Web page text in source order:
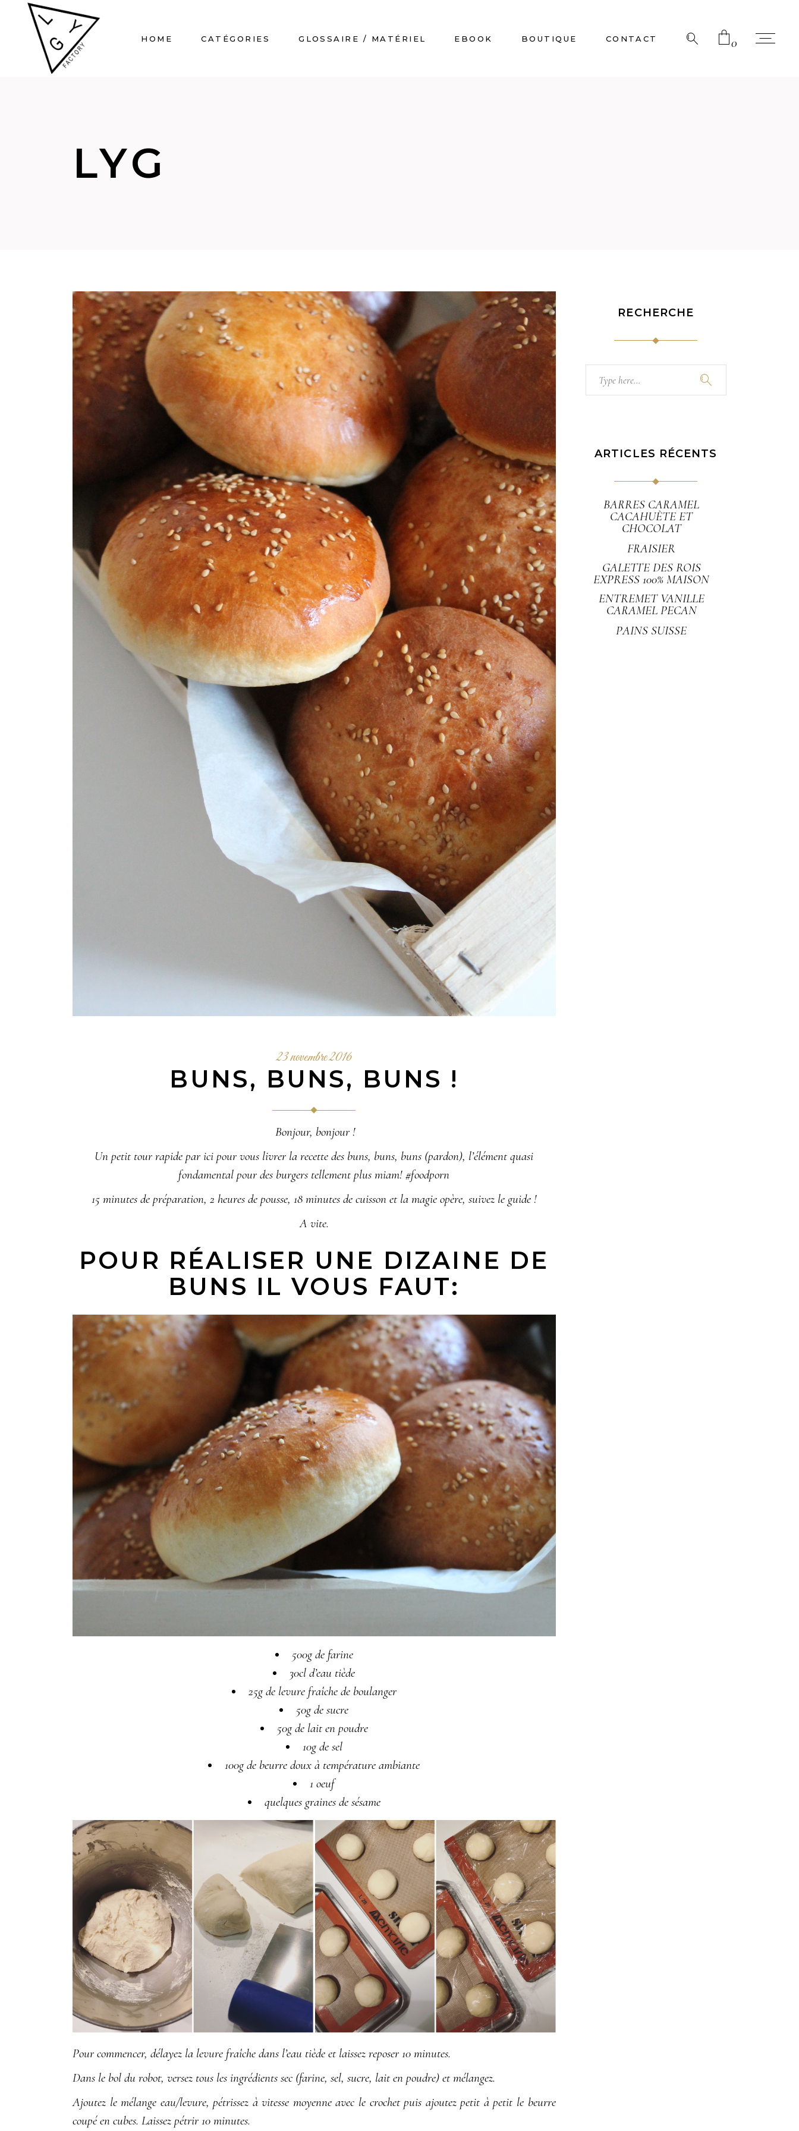
HOME CATÉGORIES GLOSSAIRE / MATÉRIEL EBOOK BOUTIQUE CONTACT 0
LYG
23 novembre 2016
BUNS, BUNS, BUNS !
Bonjour, bonjour !
Un petit tour rapide par ici pour vous livrer la recette des buns, buns, buns (pardon), l’élément quasi
fondamental pour des burgers tellement plus miam!#foodporn
15 minutes de préparation, 2 heures de pousse, 18 minutes de cuisson et la magie opère, suivez le guide !
A vite.
POUR RÉALISER UNE DIZAINE DE
BUNS IL VOUS FAUT:
500g de farine
30cl d’eau tiède
25g de levure fraîche de boulanger
50g de sucre
50g de lait en poudre
10g de sel
100g de beurre doux à température ambiante
1 oeuf
quelques graines de sésame
Pour commencer, délayez la levure fraîche dans l’eau tiède et laissez reposer 10 minutes.
Dans le bol du robot, versez tous les ingrédients sec (farine, sel, sucre, lait en poudre) et mélangez.
Ajoutez le mélange eau/levure, pétrissez à vitesse moyenne avec le crochet puis ajoutez petit à petit le beurre
coupé en cubes. Laissez pétrir 10 minutes.
RECHERCHE
for:
ARTICLES RÉCENTS
BARRES CARAMEL
CACAHUÈTE ET
CHOCOLAT
FRAISIER
GALETTE DES ROIS
EXPRESS 100% MAISON
ENTREMET VANILLE
CARAMEL PECAN
PAINS SUISSE